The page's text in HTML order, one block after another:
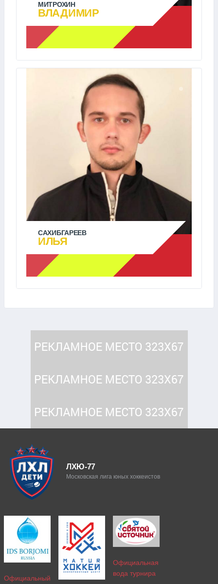
МИТРОХИН
ВЛАДИМИР
САХИБГАРЕЕВ
ИЛЬЯ
ЛХЮ-77
Московская лига юных хоккеистов
Официальный
Официальная
вода турнира